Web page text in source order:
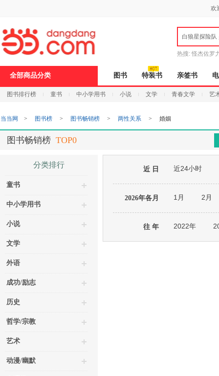
欢
白狼星探险队
热搜: 怪杰佐罗
全部商品分类 图书 特装书 亲签书
图书排行榜 童书 中小学用书 小说 文学 青春文学 艺
打
开
无
障
页
加
当当网 > 图书榜 > 图书畅销榜 > 两性关系 > 婚姻
图书畅销榜 TOP0
分类排行
童书
中小学用书
小说
文学
外语
成功/励志
历史
哲学/宗教
艺术
动漫/幽默
近 日 近24小时
2026年各月 1月 2月
往 年 2022年